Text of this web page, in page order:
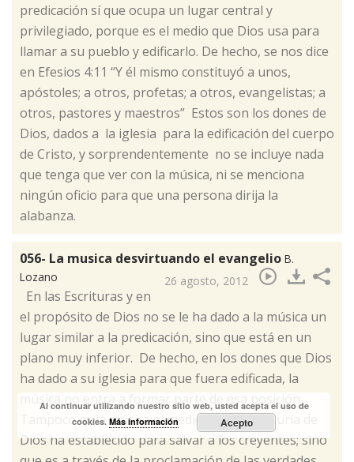
predicación sí que ocupa un lugar central y
privilegiado, porque es el medio que Dios usa para
llamar a su pueblo y edificarlo. De hecho, se nos dice
en Efesios 4:11 “Y él mismo constituyó a unos,
apóstoles; a otros, profetas; a otros, evangelistas; a
otros, pastores y maestros” Estos son los dones de
Dios, dados a la iglesia para la edificación del cuerpo
de Cristo, y sorprendentemente no se incluye nada
que tenga que ver con la música, ni se menciona
ningún oficio para que una persona dirija la
alabanza.
056- La musica desvirtuando el evangelio B.
Lozano
26 agosto, 2012
​ En las Escrituras y en
el propósito de Dios no se le ha dado a la música un
lugar similar a la predicación, sino que está en un
plano muy inferior. De hecho, en los dones que Dios
ha dado a su iglesia para que fuera edificada, la
música no entra a formar parte de esa posición.
Tampoco es la música el medio que la sabiduría de
Dios ha establecido para salvar a los creyentes; sino
Al continuar utilizando nuestro sitio web, usted acepta el uso de
cookies.Más información Acepto